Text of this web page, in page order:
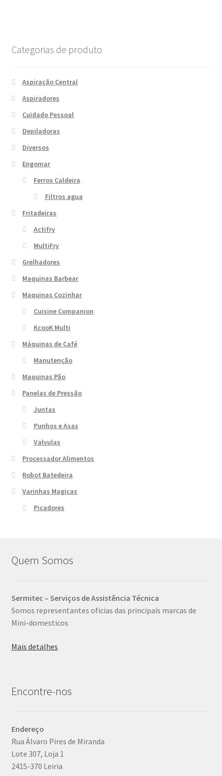
Categorias de produto
Aspiração Central
Aspiradores
Cuidado Pessoal
Depiladoras
Diversos
Engomar
Ferros Caldeira
Filtros agua
Fritadeiras
Actifry
MultiFry
Grelhadores
Maquinas Barbear
Maquinas Cozinhar
Cuisine Companion
KcooK Multi
Máquinas de Café
Manutenção
Maquinas Pão
Panelas de Pressão
Juntas
Punhos e Asas
Valvulas
Processador Alimentos
Robot Batedeira
Varinhas Magicas
Picadores
Quem Somos
Sermitec – Serviços de Assistência Técnica
Somos representantes oficias das principais marcas de
Mini-domesticos
Mais detalhes
Encontre-nos
Endereço
Rua Álvaro Pires de Miranda
Lote 307, Loja 1
2415-370 Leiria